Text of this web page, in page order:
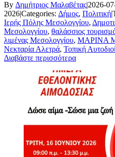
By Δημήτριος Μαλαβέτας|2026-
2026|Categories: Δήμος, Πολιτική|
Ιερής Πόλης Μεσολογγίου,
Μεσολογγίου, θαλάσσιος
λιμένας Μεσολογγίου, ΜΑΡΙΝΑ
Νεκταρία Αλετρά, Τοπική
Διαβάστε περισσότερα